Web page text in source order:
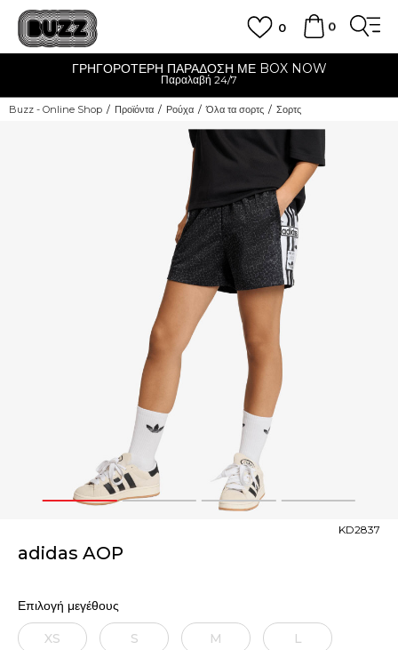
0
0
ΓΡΗΓΟΡΟΤΕΡΗ ΠΑΡΑΔΟΣΗ ΜΕ BOX NOW
Παραλαβή 24/7
Buzz - Online Shop Προϊόντα Ρούχα Όλα τα σορτς Σορτς
1 2 3 4
adidas AOP
KD2837
Επιλογή μεγέθους
XS S M L